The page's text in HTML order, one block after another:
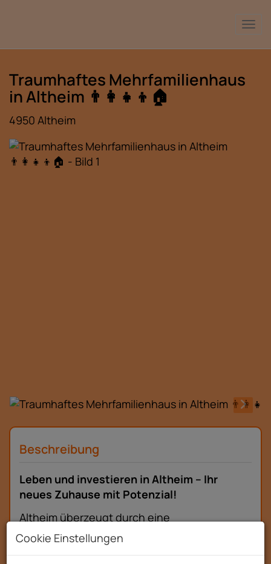
Traumhaftes Mehrfamilienhaus
in Altheim 👨‍👩‍👧‍👦🏠
4950 Altheim
Beschreibung
Leben und investieren in Altheim – Ihr
neues Zuhause mit Potenzial!
Altheim überzeugt durch eine
ausgezeichnete Infrastruktur und eine ideale
Verkehrsanbindung: Dank regelmäßiger
Cookie Einstellungen